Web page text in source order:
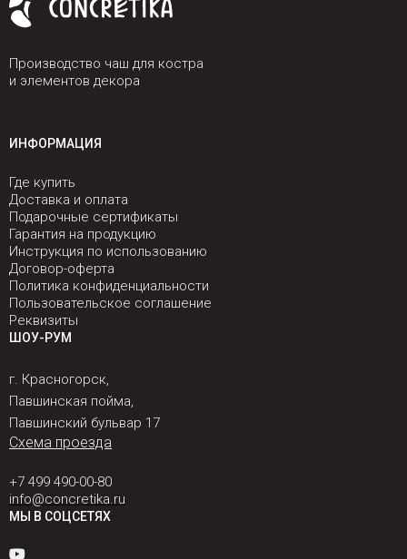
Производство чаш для костра
и элементов декора
ИНФОРМАЦИЯ
Где купить
Доставка и оплата
Подарочные сертификаты
Гарантия на продукцию
Инструкция по использованию
Договор-оферта
Политика конфиденциальности
Пользовательское соглашение
Реквизиты
ШОУ-РУМ
г. Красногорск,
Павшинская пойма,
Павшинский бульвар 17
Схема проезда
+7 499 490-00-80
info@concretika.ru
МЫ В СОЦСЕТЯХ